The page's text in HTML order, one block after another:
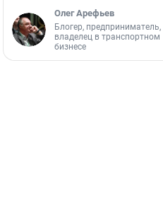
Олег Арефьев
Блогер, предприниматель,
владелец в транспортном
бизнесе